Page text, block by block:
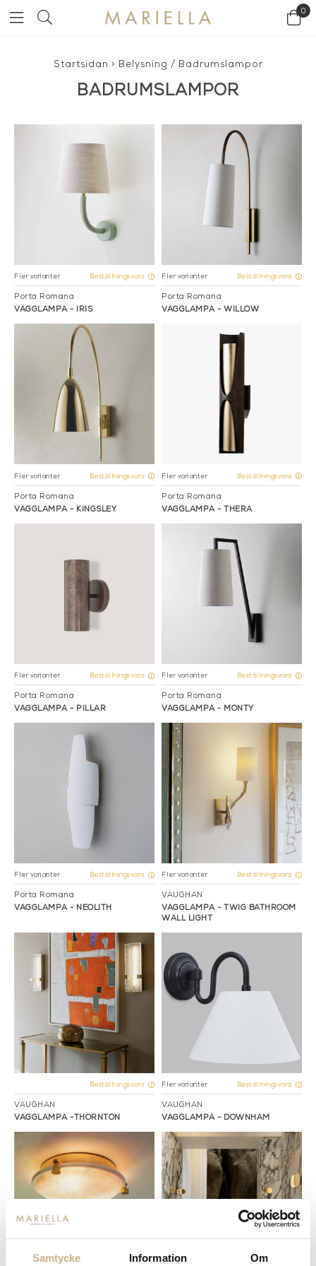
Samtycke Information Om
0
Startsidan > Belysning / Badrumslampor
BADRUMSLAMPOR
Fler varianter Beställningsvara
Porta Romana
VÄGGLAMPA - IRIS
Fler varianter Beställningsvara
Porta Romana
VÄGGLAMPA - WILLOW
Fler varianter Beställningsvara
Porta Romana
VÄGGLAMPA - KINGSLEY
Fler varianter Beställningsvara
Porta Romana
VÄGGLAMPA - THERA
Fler varianter Beställningsvara
Porta Romana
VÄGGLAMPA - PILLAR
Fler varianter Beställningsvara
Porta Romana
VÄGGLAMPA - MONTY
Fler varianter Beställningsvara
Porta Romana
VÄGGLAMPA - NEOLITH
Fler varianter Beställningsvara
VAUGHAN
VÄGGLAMPA - TWIG BATHROOM
WALL LIGHT
Beställningsvara
VAUGHAN
VÄGGLAMPA -THORNTON
Fler varianter Beställningsvara
VAUGHAN
VÄGGLAMPA - DOWNHAM